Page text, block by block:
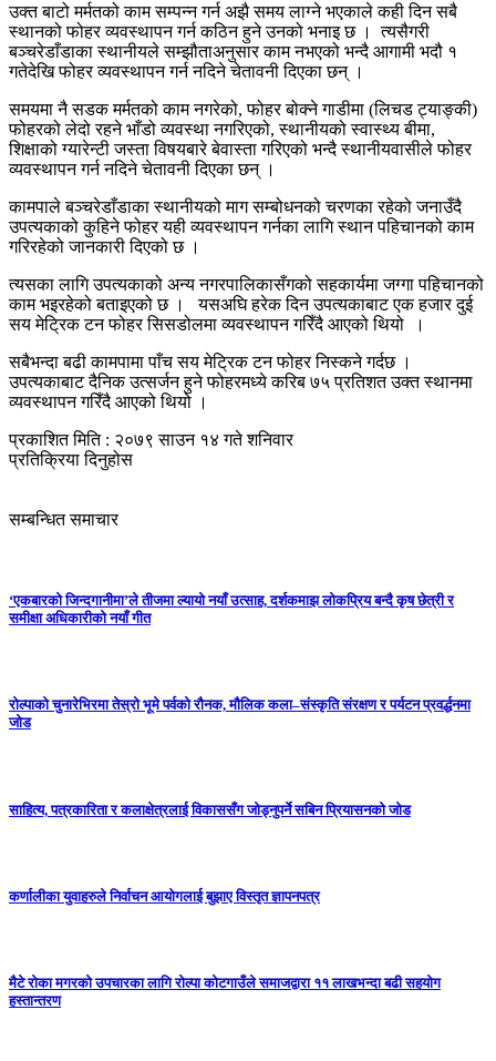
उक्त बाटो मर्मतको काम सम्पन्न गर्न अझै समय लाग्ने भएकाले कही दिन सबै
स्थानको फोहर व्यवस्थापन गर्न कठिन हुने उनको भनाइ छ । त्यसैगरी
बञ्चरेडाँडाका स्थानीयले सम्झौताअनुसार काम नभएको भन्दै आगामी भदौ १
गतेदेखि फोहर व्यवस्थापन गर्न नदिने चेतावनी दिएका छन् ।
समयमा नै सडक मर्मतको काम नगरेको, फोहर बोक्ने गाडीमा (लिचड ट्याङ्की)
फोहरको लेदो रहने भाँडो व्यवस्था नगरिएको, स्थानीयको स्वास्थ्य बीमा,
शिक्षाको ग्यारेन्टी जस्ता विषयबारे बेवास्ता गरिएको भन्दै स्थानीयवासीले फोहर
व्यवस्थापन गर्न नदिने चेतावनी दिएका छन् ।
कामपाले बञ्चरेडाँडाका स्थानीयको माग सम्बोधनको चरणका रहेको जनाउँदै
उपत्यकाको कुहिने फोहर यही व्यवस्थापन गर्नका लागि स्थान पहिचानको काम
गरिरहेको जानकारी दिएको छ ।
त्यसका लागि उपत्यकाको अन्य नगरपालिकासँगको सहकार्यमा जग्गा पहिचानको
काम भइरहेको बताइएको छ । यसअघि हरेक दिन उपत्यकाबाट एक हजार दुई
सय मेट्रिक टन फोहर सिसडोलमा व्यवस्थापन गरिँदै आएको थियो ।
सबैभन्दा बढी कामपामा पाँच सय मेट्रिक टन फोहर निस्कने गर्दछ ।
उपत्यकाबाट दैनिक उत्सर्जन हुने फोहरमध्ये करिब ७५ प्रतिशत उक्त स्थानमा
व्यवस्थापन गरिँदै आएको थियो ।
प्रकाशित मिति : २०७९ साउन १४ गते शनिवार
प्रतिक्रिया दिनुहोस
सम्बन्धित समाचार
‘एकबारको जिन्दगानीमा’ले तीजमा ल्यायो नयाँ उत्साह, दर्शकमाझ लोकप्रिय बन्दै कृष छेत्री र
समीक्षा अधिकारीको नयाँ गीत
रोल्पाको चुनारेभिरमा तेस्रो भूमे पर्वको रौनक, मौलिक कला–संस्कृति संरक्षण र पर्यटन प्रवर्द्धनमा
जोड
साहित्य, पत्रकारिता र कलाक्षेत्रलाई विकाससँग जोड्नुपर्ने सबिन प्रियासनको जोड
कर्णालीका युवाहरुले निर्वाचन आयोगलाई बुझाए विस्तृत ज्ञापनपत्र
मैटे रोका मगरको उपचारका लागि रोल्पा कोटगाउँले समाजद्वारा ११ लाखभन्दा बढी सहयोग
हस्तान्तरण